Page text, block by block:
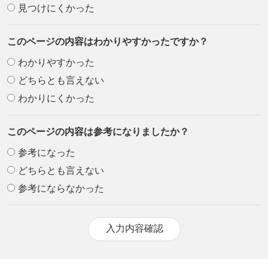
見つけにくかった
このページの内容はわかりやすかったですか？
わかりやすかった
どちらとも言えない
わかりにくかった
このページの内容は参考になりましたか？
参考になった
どちらとも言えない
参考にならなかった